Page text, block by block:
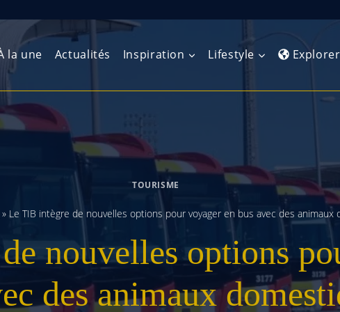
la une Actualités Inspiration Lifestyle Explorer
Europe de l’Ouest
Europe du Nord
Balkans
Amérique centrale
Amérique du Sud
Afrique de l’Est
TOURISME
» Le TIB intègre de nouvelles options pour voyager en bus avec des animaux
nouvelles options
des animaux